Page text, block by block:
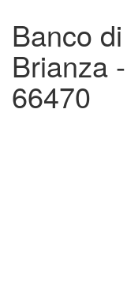
Banco
Brianza
66470